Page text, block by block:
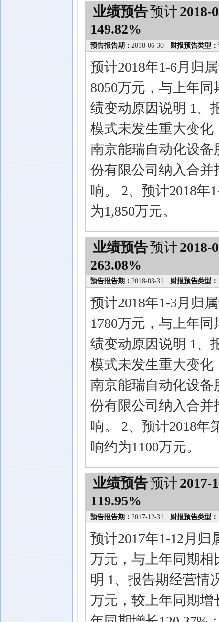
业绩预告预计 2018-
149.82%
预告报告期： 2018-06-30 财报预告类型：
预计2018年1-6月归
8050万元，与上年同
绩变动原因说明 1、
模式未发生重大变化
南京能瑞自动化设
份有限公司纳入合
响。 2、预计2018年
为1,850万元。
业绩预告预计 2018-
263.08%
预告报告期： 2018-03-31 财报预告类型：
预计2018年1-3月归
1780万元，与上年同
绩变动原因说明 1、
模式未发生重大变化
南京能瑞自动化设
份有限公司纳入合
响。 2、预计2018年
响约为1100万元。
业绩预告预计 2017-
119.95%
预告报告期： 2017-12-31 财报预告类型：
预计2017年1-12月归
万元，与上年同期相
明 1、报告期经营情
万元，较上年同期增